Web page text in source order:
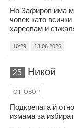
Но Зафиров има
човек като
харесвам и
10:29 13.06.2026
25 Никой
ОТГОВОР
Подкрепата й
измама за